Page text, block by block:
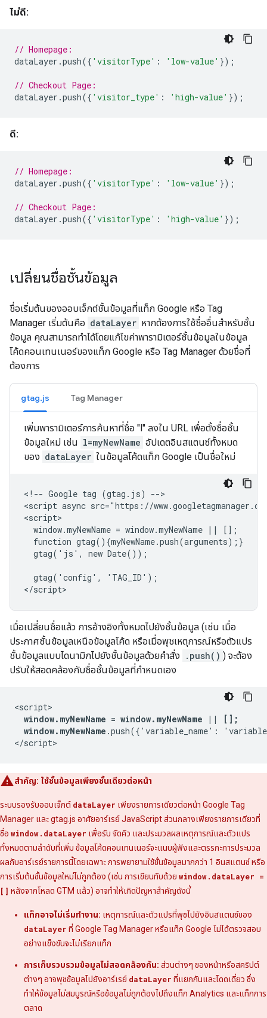
ไม่ดี:
// Homepage:
dataLayer .push({ 'visitorType' : 'low-value' });
// Checkout Page:
dataLayer .push({ 'visitor_type' : 'high-value' });
ดี:
// Homepage:
dataLayer .push({ 'visitorType' : 'low-value' });
// Checkout Page:
dataLayer .push({ 'visitorType' : 'high-value' });
เปลี่ยนชื่อชั้นข้อมูล
ชื่อเริ่มต้นของออบเจ็กต์ชั้นข้อมูลที่แท็ก Google หรือ Tag
Manager เริ่มต้นคือ dataLayer หากต้องการใช้ชื่ออื่นสำหรับชั้น
ข้อมูล คุณสามารถทำได้โดยแก้ไขค่าพารามิเตอร์ชั้นข้อมูลในข้อมูล
โค้ดคอนเทนเนอร์ของแท็ก Google หรือ Tag Manager ด้วยชื่อที่
ต้องการ
gtag.js Tag Manager
เพิ่มพารามิเตอร์การค้นหาที่ชื่อ "l" ลงใน URL เพื่อตั้งชื่อชั้น
ข้อมูลใหม่ เช่น l=myNewName อัปเดตอินสแตนซ์ทั้งหมด
ของ dataLayer ในข้อมูลโค้ดแท็ก Google เป็นชื่อใหม่
<!-- Google tag (gtag.js) -->
<script async src="https://
<script>
  window.myNewName = window.myNewName || [];
  function gtag(){myNewName.push(arguments);}
  gtag('js', new Date());
  gtag('config', 'TAG_ID');
เมื่อเปลี่ยนชื่อแล้ว การอ้างอิงทั้งหมดไปยังชั้นข้อมูล (เช่น เมื่อ
ประกาศชั้นข้อมูลเหนือข้อมูลโค้ด หรือเมื่อพุชเหตุการณ์หรือตัวแปร
ชั้นข้อมูลแบบไดนามิกไปยังชั้นข้อมูลด้วยคําสั่ง
.push() ) จะต้อง
ปรับให้สอดคล้องกับชื่อชั้นข้อมูลที่กําหนดเอง
<script>
window.myNewName = window.myNewName || [];
window.myNewName .push({'variable_name':
สำคัญ: ใช้ชั้นข้อมูลเพียงชั้นเดียวต่อหน้า
ระบบรองรับออบเจ็กต์ dataLayer เพียงรายการเดียวต่อหน้า Google Tag
Manager และ gtag.js อาศัยอาร์เรย์ JavaScript ส่วนกลางเพียงรายการเดียวที่
ชื่อ window.dataLayer เพื่อรับ จัดคิว และประมวลผลเหตุการณ์และตัวแปร
ทั้งหมดตามลำดับที่เพิ่ม ข้อมูลโค้ดคอนเทนเนอร์จะแนบผู้ฟังและตรรกะการประมวล
ผลกับอาร์เรย์รายการนี้โดยเฉพาะ การพยายามใช้ชั้นข้อมูลมากกว่า 1 อินสแตนซ์ หรือ
การเริ่มต้นชั้นข้อมูลใหม่ไม่ถูกต้อง (เช่น การเขียนทับด้วย window.dataLayer =
[] หลังจากโหลด GTM แล้ว) อาจทำให้เกิดปัญหาสำคัญดังนี้
แท็กอาจไม่เริ่มทำงาน: เหตุการณ์และตัวแปรที่พุชไปยังอินสแตนซ์ของ
dataLayer ที่ Google Tag Manager หรือแท็ก Google ไม่ได้ตรวจสอบ
อย่างแข็งขันจะไม่เรียกแท็ก
การเก็บรวบรวมข้อมูลไม่สอดคล้องกัน: ส่วนต่างๆ ของหน้าหรือสคริปต์
ต่างๆ อาจพุชข้อมูลไปยังอาร์เรย์ dataLayer ที่แยกกันและโดดเดี่ยว ซึ่ง
ทำให้ข้อมูลไม่สมบูรณ์หรือข้อมูลไม่ถูกต้องไปถึงแท็ก Analytics และแท็กการ
ตลาด